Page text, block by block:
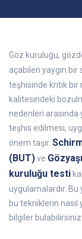
Göz kuruluğu,
açabilen yaygın bir
teşhisinde kritik bir
kalitesindeki
nedenleri arasında
teşhis edilmesi,
önem taşır.
(BUT)ve
kuruluğu testi
uygulamalardır. Bu
bu tekniklerin nasıl
bilgiler bulabilirsiniz.